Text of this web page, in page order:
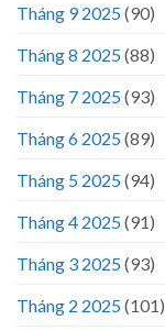
Tháng 9 2025(90)
Tháng 8 2025(88)
Tháng 7 2025(93)
Tháng 6 2025(89)
Tháng 5 2025(94)
Tháng 4 2025(91)
Tháng 3 2025(93)
Tháng 2 2025(101)